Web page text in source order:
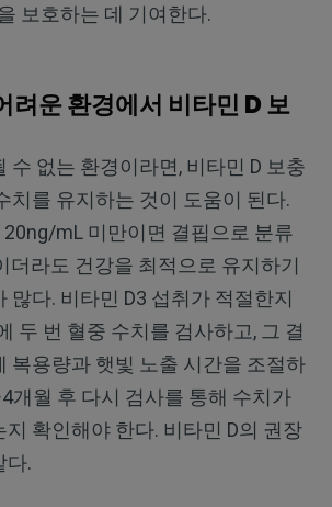
보호하는 데 기여한다.
려운 환경에서 비타민 D 보
수 없는 환경이라면, 비타민 D 보충
치를 유지하는 것이 도움이 된다.
20ng/mL 미만이면 결핍으로 분류
더라도 건강을 최적으로 유지하기
많다. 비타민 D3 섭취가 적절한지
두 번 혈중 수치를 검사하고, 그 결
복용량과 햇빛 노출 시간을 조절하
개월 후 다시 검사를 통해 수치가
확인해야 한다. 비타민 D의 권장
다.